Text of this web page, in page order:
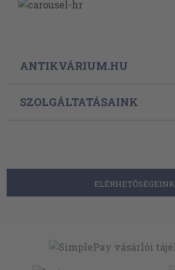
ANTIKVÁRIUM.HU
SZOLGÁLTATÁSAINK
ELÉRHETŐSÉGEINK